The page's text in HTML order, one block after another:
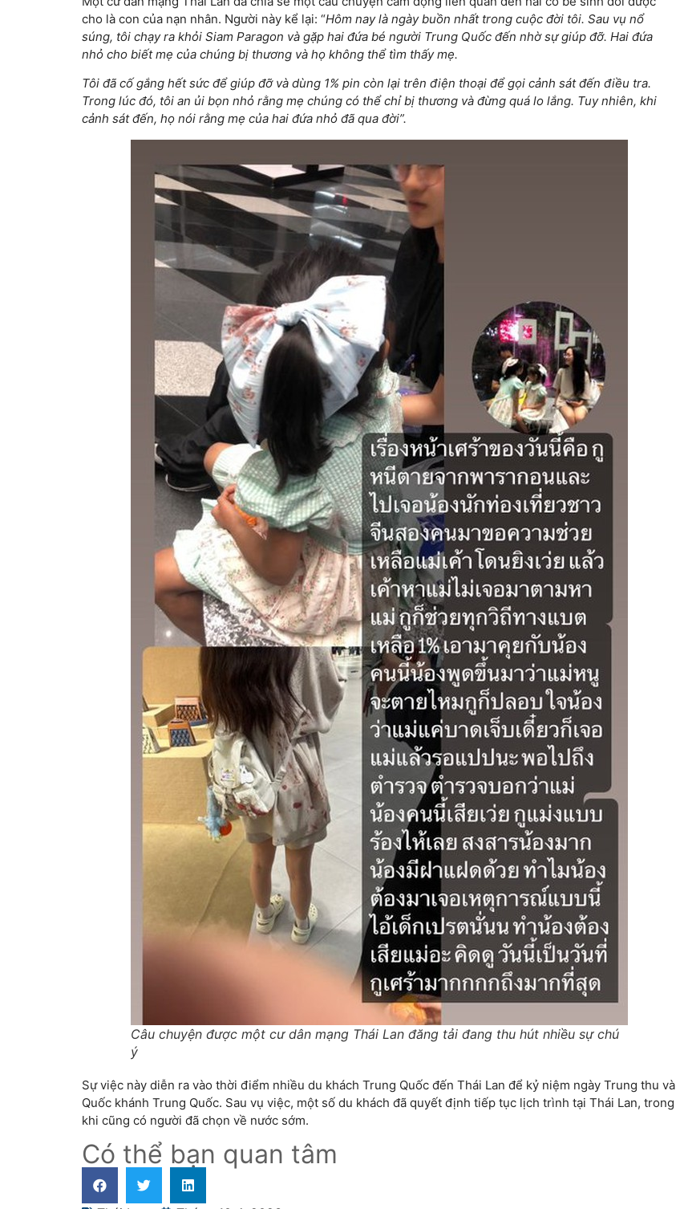
cho là con của nạn nhân. Người này kể lại: “Hôm nay là ngày buồn nhất trong cuộc đời tôi. Sau vụ nổ
súng, tôi chạy ra khỏi Siam Paragon và gặp hai đứa bé người Trung Quốc đến nhờ sự giúp đỡ. Hai đứa
nhỏ cho biết mẹ của chúng bị thương và họ không thể tìm thấy mẹ.
Tôi đã cố gắng hết sức để giúp đỡ và dùng 1% pin còn lại trên điện thoại để gọi cảnh sát đến điều tra.
Trong lúc đó, tôi an ủi bọn nhỏ rằng mẹ chúng có thể chỉ bị thương và đừng quá lo lắng. Tuy nhiên, khi
cảnh sát đến, họ nói rằng mẹ của hai đứa nhỏ đã qua đời”.
Câu chuyện được một cư dân mạng Thái Lan đăng tải đang thu hút nhiều sự chú
ý
Sự việc này diễn ra vào thời điểm nhiều du khách Trung Quốc đến Thái Lan để kỷ niệm ngày Trung thu và
Quốc khánh Trung Quốc. Sau vụ việc, một số du khách đã quyết định tiếp tục lịch trình tại Thái Lan, trong
khi cũng có người đã chọn về nước sớm.
Có thể bạn quan tâm